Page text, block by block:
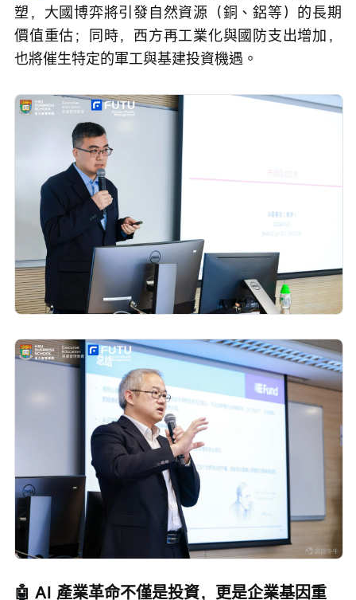
塑，大國博弈將引發自然資源（銅、鋁等）的長期
價值重估；同時，西方再工業化與國防支出增加，
也將催生特定的軍工與基建投資機遇。
🤖 AI 產業革命不僅是投資，更是企業基因重